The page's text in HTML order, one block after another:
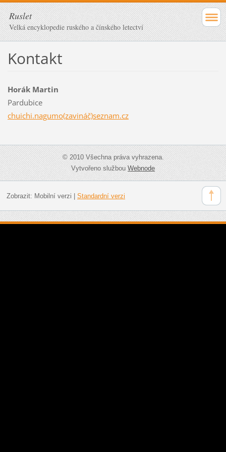
Ruslet
Velká encyklopedie ruského a čínského letectví
Kontakt
Horák Martin
Pardubice
chuichi.nagumo(zavináč)seznam.cz
© 2010 Všechna práva vyhrazena.
Vytvořeno službouWebnode
Zobrazit: Mobilní verzi Standardní verzi